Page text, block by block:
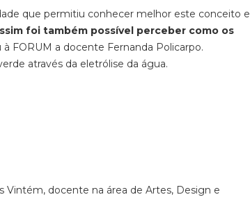
que permitiu conhecer melhor este conceito e
foi também possível perceber como os
à FORUM a docente Fernanda Policarpo.
através da eletrólise da água.
Vintém, docente na área de Artes, Design e